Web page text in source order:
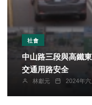
社會
中山路三段與高鐵東路
交通用路安全
林獻元 2024年六